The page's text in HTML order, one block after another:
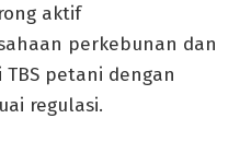
aktif
perkebunan dan
petani dengan
regulasi.